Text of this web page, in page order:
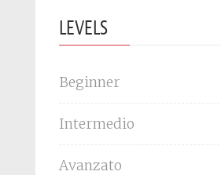
LEVELS
Beginner
Intermedio
Avanzato